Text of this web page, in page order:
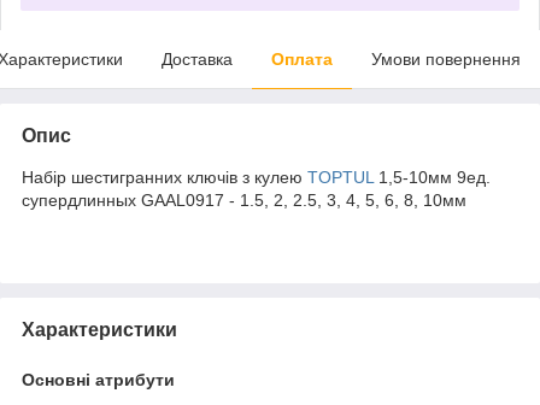
Доставка Оплата Умови повернення
Опис
Набір шестигранних ключів з кулею TOPTUL 1,5-10мм 9ед.
супердлинных GAAL0917 - 1.5, 2, 2.5, 3, 4, 5, 6, 8, 10мм
Характеристики
Основні атрибути